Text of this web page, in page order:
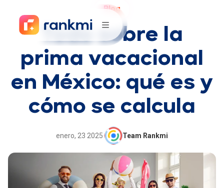
Blog
Todo sobre la
prima vacacional
en México: qué es y
cómo se calcula
enero, 23 2025· Team Rankmi